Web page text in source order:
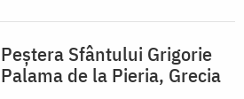
Peștera Sfântului Grigorie
Palama de la Pieria, Grecia